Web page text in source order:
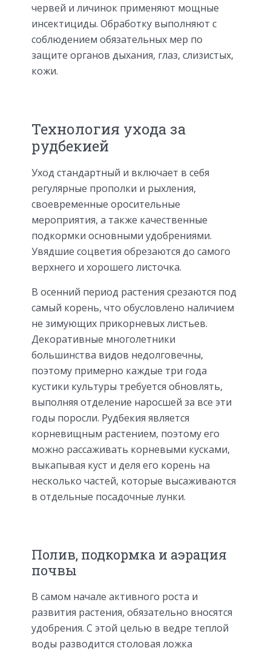
червей и личинок применяют мощные
инсектициды. Обработку выполняют с
соблюдением обязательных мер по
защите органов дыхания, глаз, слизистых,
кожи.
Технология ухода за
рудбекией
Уход стандартный и включает в себя
регулярные прополки и рыхления,
своевременные оросительные
мероприятия, а также качественные
подкормки основными удобрениями.
Увядшие соцветия обрезаются до самого
верхнего и хорошего листочка.
В осенний период растения срезаются под
самый корень, что обусловлено наличием
не зимующих прикорневых листьев.
Декоративные многолетники
большинства видов недолговечны,
поэтому примерно каждые три года
кустики культуры требуется обновлять,
выполняя отделение наросшей за все эти
годы поросли. Рудбекия является
корневищным растением, поэтому его
можно рассаживать корневыми кусками,
выкапывая куст и деля его корень на
несколько частей, которые высаживаются
в отдельные посадочные лунки.
Полив, подкормка и аэрация
почвы
В самом начале активного роста и
развития растения, обязательно вносятся
удобрения. С этой целью в ведре теплой
воды разводится столовая ложка